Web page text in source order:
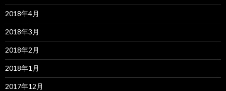
2018年4月
2018年3月
2018年2月
2018年1月
2017年12月